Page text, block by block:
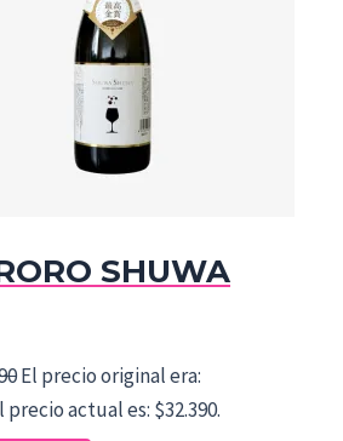
SHUWA
El precio original era:
precio actual es: $32.390.